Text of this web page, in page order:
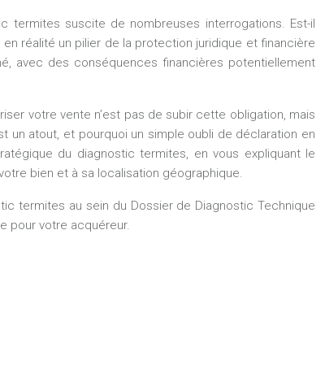
termites suscite de nombreuses interrogations. Est-il
réalité un pilier de la protection juridique et financière
avec des conséquences financières potentiellement
votre vente n’est pas de subir cette obligation, mais
un atout, et pourquoi un simple oubli de déclaration en
du diagnostic termites, en vous expliquant le
bien et à sa localisation géographique.
termites au sein du Dossier de Diagnostic Technique
pour votre acquéreur.